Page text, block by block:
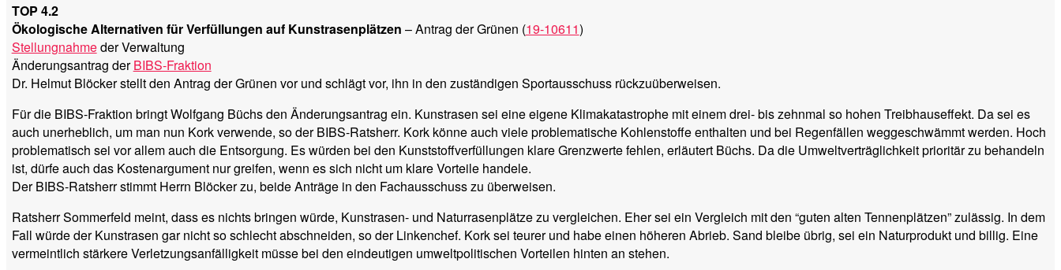
TOP 4.2
Ökologische Alternativen für Verfüllungen auf Kunstrasenplätzen – Antrag der Grünen (19-10611)
Stellungnahmeder Verwaltung
Änderungsantrag derBIBS-Fraktion
Dr. Helmut Blöcker stellt den Antrag der Grünen vor und schlägt vor, ihn in den zuständigen Sportausschuss rückzuüberweisen.
Für die BIBS-Fraktion bringt Wolfgang Büchs den Änderungsantrag ein. Kunstrasen sei eine eigene Klimakatastrophe mit einem drei- bis zehnmal so hohen Treibhauseffekt. Da sei es
auch unerheblich, um man nun Kork verwende, so der BIBS-Ratsherr. Kork könne auch viele problematische Kohlenstoffe enthalten und bei Regenfällen weggeschwämmt werden. Hoch
problematisch sei vor allem auch die Entsorgung. Es würden bei den Kunststoffverfüllungen klare Grenzwerte fehlen, erläutert Büchs. Da die Umweltverträglichkeit prioritär zu behandeln
ist, dürfe auch das Kostenargument nur greifen, wenn es sich nicht um klare Vorteile handele.
Der BIBS-Ratsherr stimmt Herrn Blöcker zu, beide Anträge in den Fachausschuss zu überweisen.
Ratsherr Sommerfeld meint, dass es nichts bringen würde, Kunstrasen- und Naturrasenplätze zu vergleichen. Eher sei ein Vergleich mit den “guten alten Tennenplätzen” zulässig. In dem
Fall würde der Kunstrasen gar nicht so schlecht abschneiden, so der Linkenchef. Kork sei teurer und habe einen höheren Abrieb. Sand bleibe übrig, sei ein Naturprodukt und billig. Eine
vermeintlich stärkere Verletzungsanfälligkeit müsse bei den eindeutigen umweltpolitischen Vorteilen hinten an stehen.